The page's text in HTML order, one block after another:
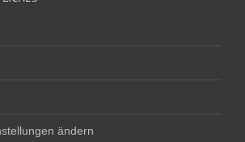
ändern